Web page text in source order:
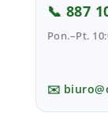
📞 887
Pon.–Pt.
✉️